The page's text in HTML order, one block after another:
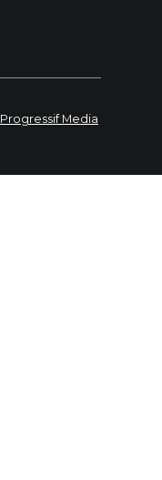
Progressif Media